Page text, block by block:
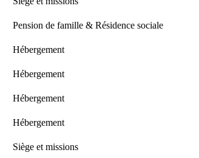
Pension de famille & Résidence sociale
Hébergement
Hébergement
Hébergement
Hébergement
Siège et missions